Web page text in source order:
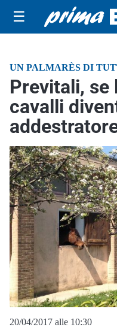
☰
UN PALMARÈS DI
Previtali, se
cavalli
20/04/2017 alle 10:30